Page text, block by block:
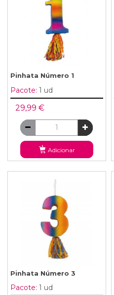
Pinhata Número 1
Pacote: 1 ud
29,99 €
Adicionar
Pinhata Número 3
Pacote: 1 ud